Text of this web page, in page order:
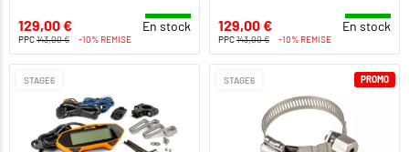
129,00 € En stock
PPC143,00 € -10% REMISE
129,00 € En stock
PPC143,00 € -10% REMISE
STAGE6 STAGE6 PROMO